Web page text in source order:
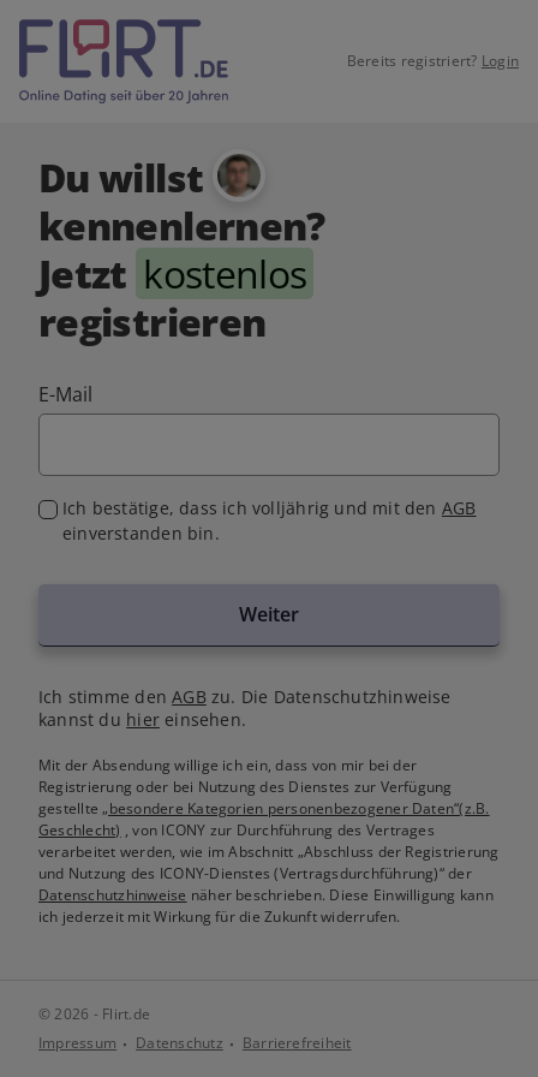
Bereits registriert? Login
Du willst
kennenlernen?
Jetzt kostenlos
registrieren
E-Mail
Ich bestätige, dass ich volljährig und mit den AGB
einverstanden bin.
Weiter
Ich stimme denAGB zu. Die Datenschutzhinweise
kannst du hiereinsehen.
Mit der Absendung willige ich ein, dass von mir bei der
Registrierung oder bei Nutzung des Dienstes zur Verfügung
gestellte„besondere Kategorien personenbezogener Daten“(z.B.
Geschlecht) , von ICONY zur Durchführung des Vertrages
verarbeitet werden, wie im Abschnitt „Abschluss der Registrierung
und Nutzung des ICONY-Dienstes (Vertragsdurchführung)“ der
Datenschutzhinweise näher beschrieben. Diese Einwilligung kann
ich jederzeit mit Wirkung für die Zukunft widerrufen.
© 2026 - Flirt.de
Impressum
Datenschutz Barrierefreiheit